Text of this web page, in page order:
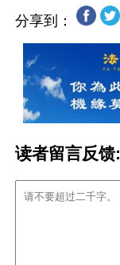
分享到：
读者留言反馈: